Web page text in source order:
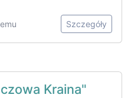
Szczegóły
Kraina"